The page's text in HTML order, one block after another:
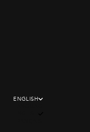
ENGLISH